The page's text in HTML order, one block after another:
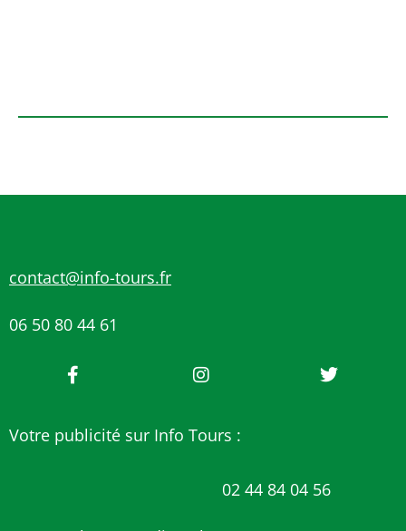
contact@info-tours.fr
06 50 80 44 61
Votre publicité sur Info Tours :
02 44 84 04 56